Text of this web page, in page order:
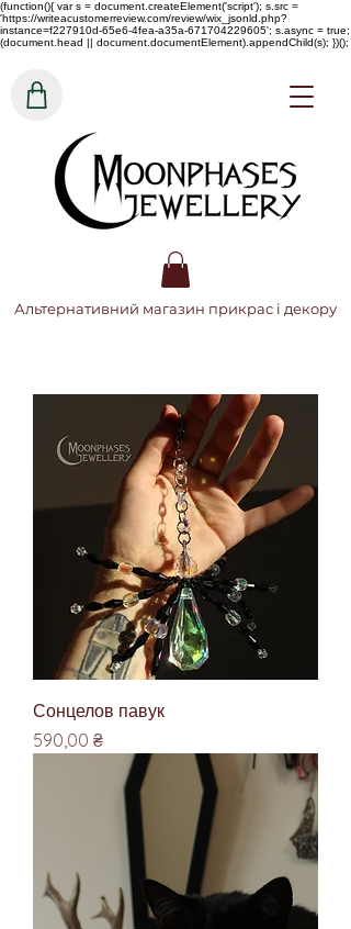
(function(){ var s = document.createElement('script'); s.src =
'https://writeacustomerreview.com/review/wix_jsonld.php?
instance=f227910d-65e6-4fea-a35a-671704229605'; s.async = true;
(document.head || document.documentElement).appendChild(s); })();
Альтернативний магазин прикрас і декору
Сонцелов павук
Ціна
590,00 ₴